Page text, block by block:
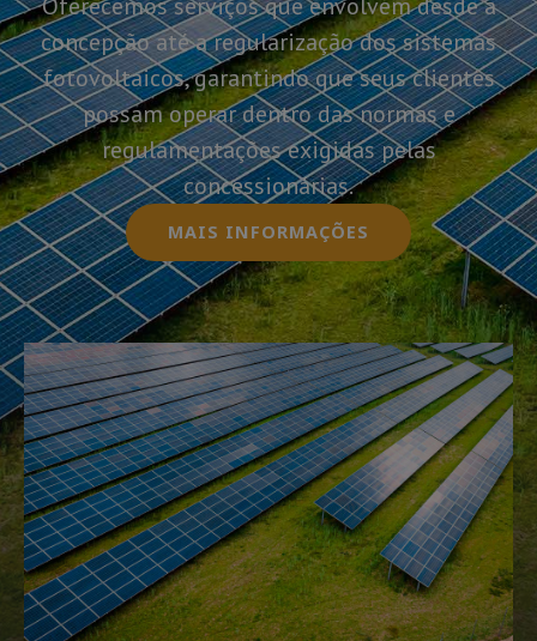
concepção até a regularização dos sistemas
fotovoltaicos, garantindo que seus clientes
possam operar dentro das normas e
regulamentações exigidas pelas
concessionárias.
MAIS INFORMAÇÕES